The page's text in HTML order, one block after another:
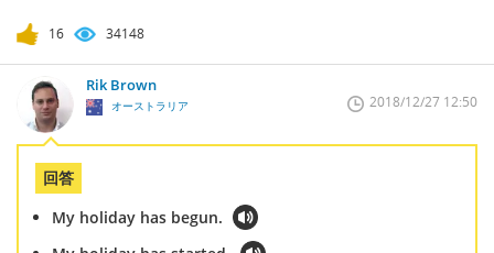
16 34148
Rik Brown
オーストラリア 2018/12/27 12:50
回答
My holiday has begun.